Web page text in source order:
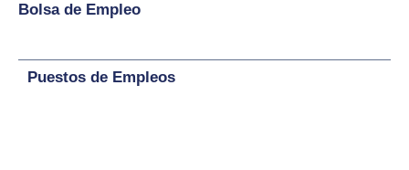
Bolsa de Empleo
Puestos de Empleos